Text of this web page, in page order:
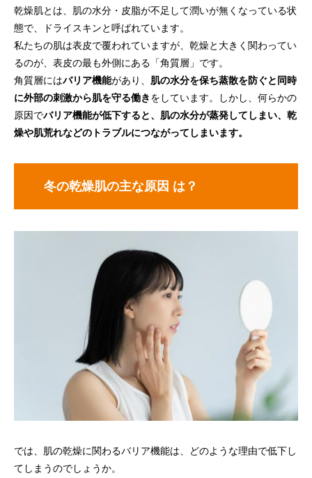
乾燥肌とは、肌の水分・皮脂が不足して潤いが無くなっている状
態で、ドライスキンと呼ばれています。
私たちの肌は表皮で覆われていますが、乾燥と大きく関わってい
るのが、表皮の最も外側にある「角質層」です。
角質層にはバリア機能があり、 肌の水分を保ち蒸散を防ぐと同時
に外部の刺激から肌を守る働きをしています。しかし、何らかの
原因でバリア機能が低下すると、肌の水分が蒸発してしまい、乾
燥や肌荒れなどのトラブルにつながってしまいます。
冬の乾燥肌の主な原因 は？
では、肌の乾燥に関わるバリア機能は、どのような理由で低下し
てしまうのでしょうか。